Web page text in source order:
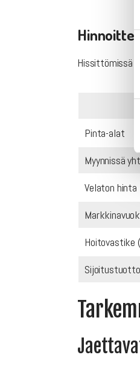
Hissittömissä
Pinta-alat
Myynnissä
Velaton hinta
Sijoitustuotto